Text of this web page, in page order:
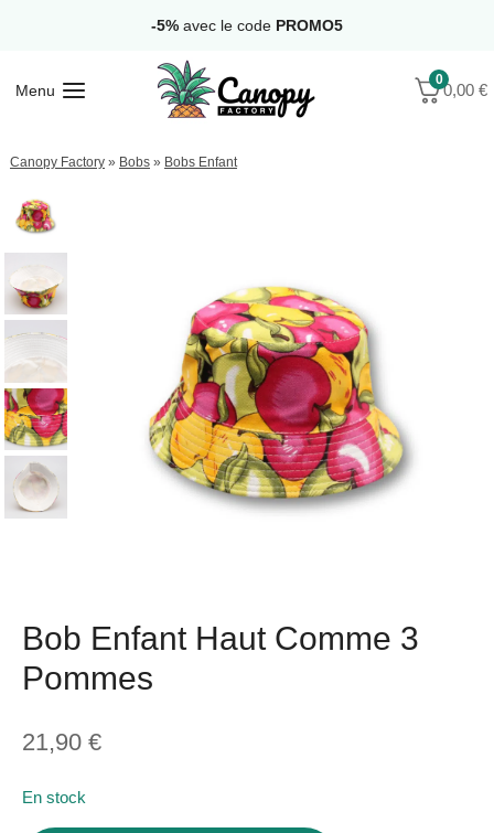
-5% avec le code PROMO5
Menu
0
0,00 €
Canopy Factory » Bobs » Bobs Enfant
Bob Enfant Haut Comme 3
Pommes
21,90 €
En stock